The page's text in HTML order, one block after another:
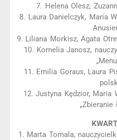
7. Helena Olesz,
8. Laura Danielczyk, Maria
9. Liliana Morkisz, Agata
10. Kornelia Janosz,
11. Emilia Goraus, Laura
12. Justyna Kędzior, Maria
„Zbieranie
1. Marta Tomala,